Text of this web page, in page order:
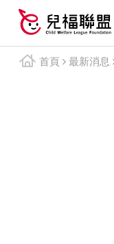
首頁 最新消息